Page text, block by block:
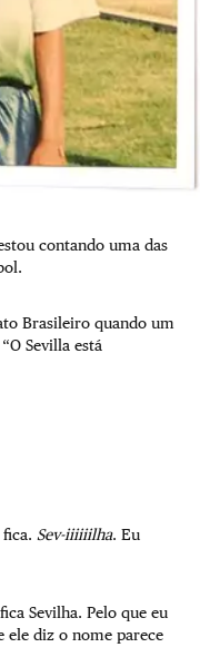
contando uma das
Brasileiro quando um
Sevilla está
Sev-iiiiiilha. Eu
Sevilha. Pelo que eu
ele diz o nome parece